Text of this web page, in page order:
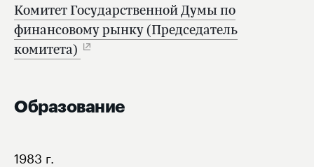
Комитет Государственной Думы по
финансовому рынку (Председатель
комитета)
Образование
1983 г.